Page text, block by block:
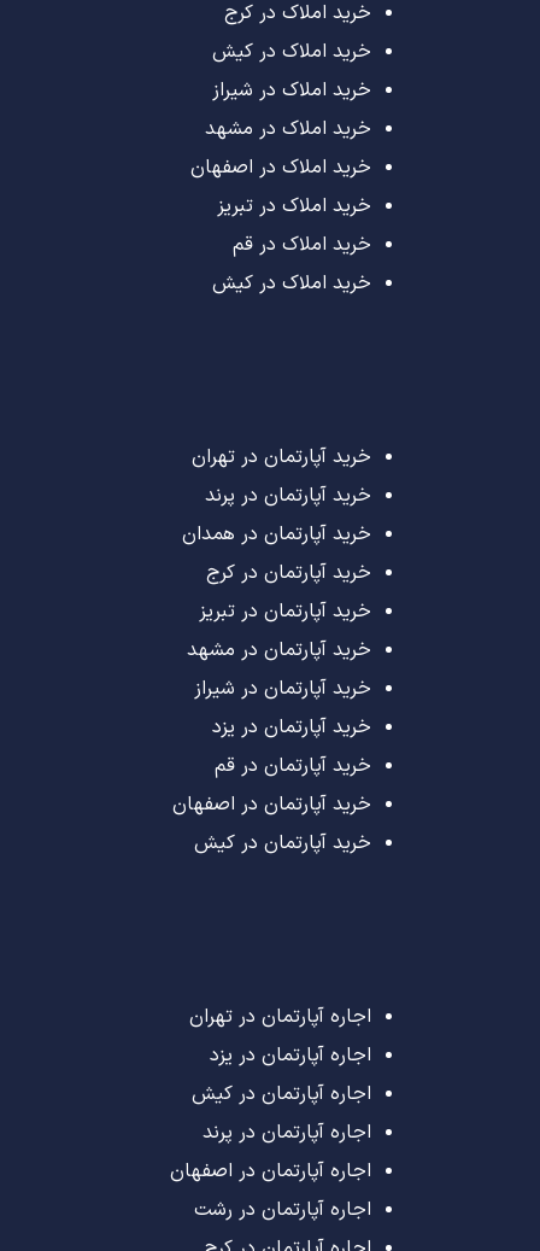
خرید املاک در کرج
خرید املاک در کیش
خرید املاک در شیراز
خرید املاک در مشهد
خرید املاک در اصفهان
خرید املاک در تبریز
خرید املاک در قم
خرید املاک در کیش
خرید آپارتمان در تهران
خرید آپارتمان در پرند
خرید آپارتمان در همدان
خرید آپارتمان در کرج
خرید آپارتمان در تبریز
خرید آپارتمان در مشهد
خرید آپارتمان در شیراز
خرید آپارتمان در یزد
خرید آپارتمان در قم
خرید آپارتمان در اصفهان
خرید آپارتمان در کیش
اجاره آپارتمان در تهران
اجاره آپارتمان در یزد
اجاره آپارتمان در کیش
اجاره آپارتمان در پرند
اجاره آپارتمان در اصفهان
اجاره آپارتمان در رشت